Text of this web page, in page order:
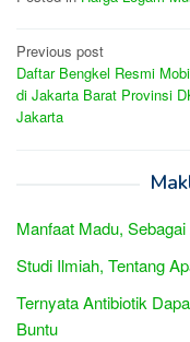
Post
navigation
Previous post
Daftar Bengkel Resmi
di Jakarta Barat Provinsi
Jakarta
Manfaat Madu,
Studi Ilmiah, Tentang
Ternyata Antibiotik
Buntu